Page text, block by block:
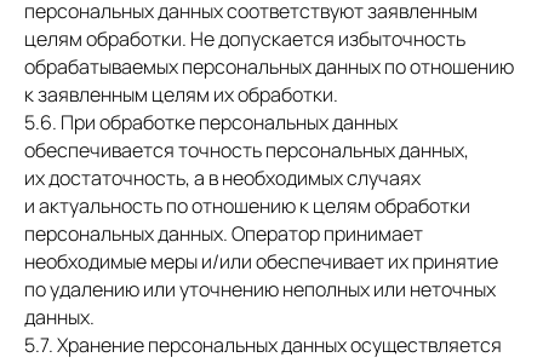
персональных данных соответствуют заявленным
целям обработки. Не допускается избыточность
обрабатываемых персональных данных по отношению
к заявленным целям их обработки.
5.6. При обработке персональных данных
обеспечивается точность персональных данных,
их достаточность, а в необходимых случаях
и актуальность по отношению к целям обработки
персональных данных. Оператор принимает
необходимые меры и/или обеспечивает их принятие
по удалению или уточнению неполных или неточных
данных.
5.7. Хранение персональных данных осуществляется